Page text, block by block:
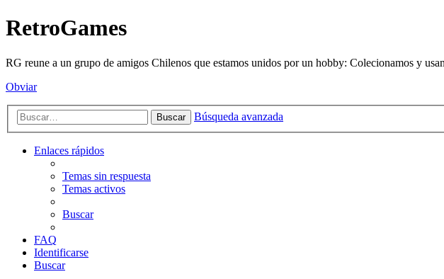
RetroGames
RG reune a un grupo de amigos Chilenos que estamos unidos por un hobby: Colecionamos y
Obviar
Buscar Búsqueda avanzada
Enlaces rápidos
Temas sin respuesta
Temas activos
Buscar
FAQ
Identificarse
Buscar